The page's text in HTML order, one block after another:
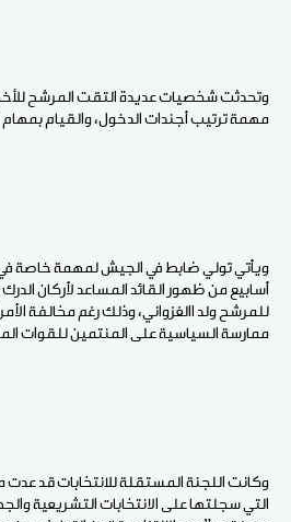
وتحدثت شخصيات عديدة التقت المرشح
مهمة ترتيب أجندات الدخول، والقيام
ويأتي تولي ضابط في الجيش لمهمة خاصة
أسابيع من ظهور القائد المساعد لأركان
للمرشح ولد االغزواني، وذلك رغم مخالفة
ممارسة السياسية على المنتمين للقوات
وكانت اللجنة المستقلة للانتخابات قد